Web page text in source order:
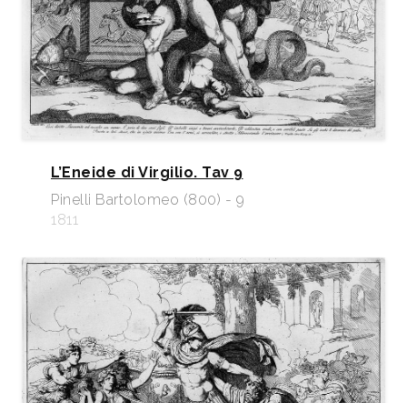
L’Eneide di Virgilio. Tav 9
Pinelli Bartolomeo (800) - 9
1811